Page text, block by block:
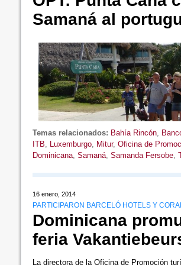
Samaná al
Temas relacionados: Bahía Rincón,
ITB, Luxemburgo, Mitur, Oficina de
Dominicana, Samaná, Samanda Fersobe,
16 enero, 2014
PARTICIPARON BARCELÓ HOTELS Y
Dominicana
feria
La directora de la Oficina de Promoción